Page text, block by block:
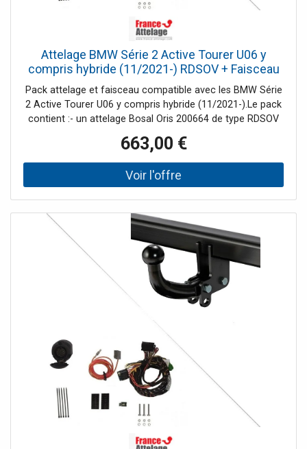
Attelage BMW Série 2 Active Tourer U06 y
compris hybride (11/2021-) RDSOV + Faisceau
spécifique 13 broches Bosstow
Pack attelage et faisceau compatible avec les BMW Série
2 Active Tourer U06 y compris hybride (11/2021-).Le pack
contient :- un attelage Bosal Oris 200664 de type RDSOV
spécifique 13 broches Bosstow 87521381Tout est livré
complet et les notices de montage sont
incluses.L'attelage, également nommé attache remorque,
n'est pas compatible avec toutes les versions des BMW
prendre en compte les contre-indications listées dans la
fiche technique.
663,00 €